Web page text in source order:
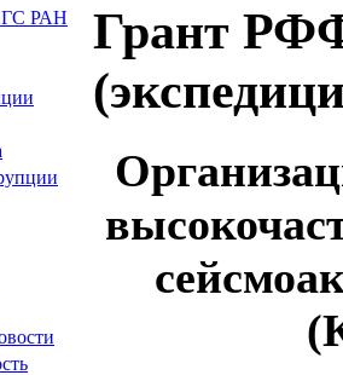
РАН
Грант